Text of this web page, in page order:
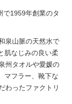
で1959年創業のタ
泉山脈の天然水で
肌なじみの良い柔
州タオルや愛媛の
マフラー、靴下な
わったファクトリ